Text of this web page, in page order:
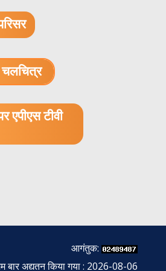
एपीएस टीवी
आगंतुक:
बार अद्यतन किया गया : 2026-08-06